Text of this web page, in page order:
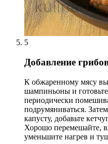
5
Добавление
К обжаренному мясу
шампиньоны и
периодически
подрумяниваться.
капусту, добавьте
Хорошо перемешайте,
уменьшите нагрев и